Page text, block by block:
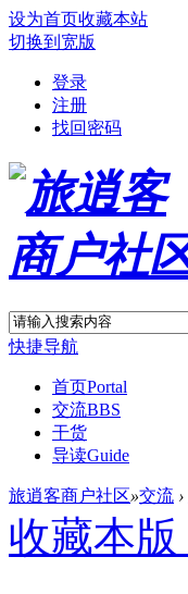
设为首页收藏本站
切换到宽版
登录
注册
找回密码
快捷导航
首页Portal
交流BBS
干货
导读Guide
旅逍客商户社区»交流 ›
收藏本版